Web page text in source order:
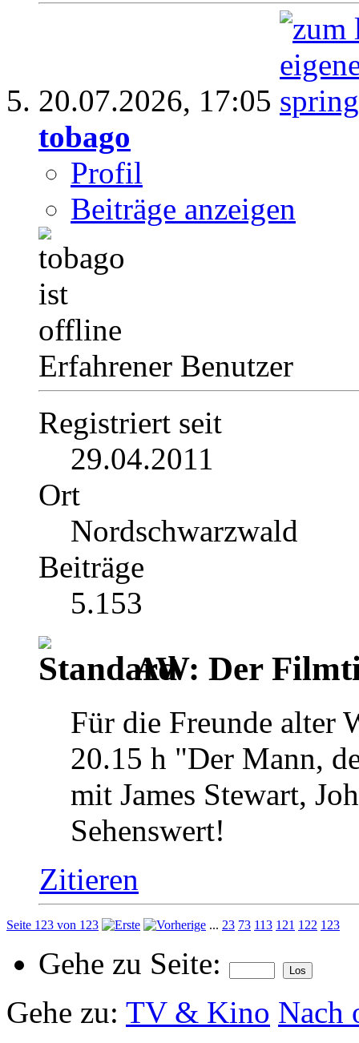
20.07.2026, 17:05
tobago
Profil
Beiträge anzeigen
Erfahrener Benutzer
Registriert seit
29.04.2011
Ort
Nordschwarzwald
Beiträge
5.153
AW: Der
Für die Freunde alter
20.15 h "Der Mann,
mit James Stewart,
Sehenswert!
Zitieren
Seite 123 von 123 ... 23 73 113 121 122 123
Gehe zu Seite:
Gehe zu: TV & Kino Nach